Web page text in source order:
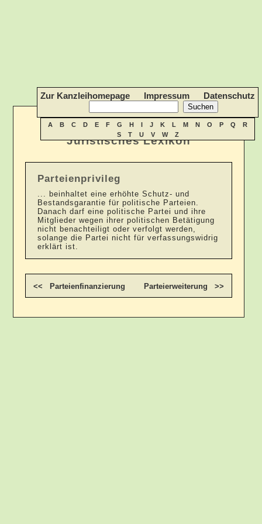
Juristisches Lexikon
Zur Kanzleihomepage Impressum Datenschutz
A B C D E F G H I J K L M N O P Q
R
S
T U V W Z
Parteienprivileg
... beinhaltet eine erhöhte Schutz- und
Bestandsgarantie für politische Parteien.
Danach darf eine politische Partei und ihre
Mitglieder wegen ihrer politischen Betätigung
nicht benachteiligt oder verfolgt werden,
solange die Partei nicht für verfassungswidrig
erklärt ist.
<< Parteienfinanzierung Parteierweiterung >>